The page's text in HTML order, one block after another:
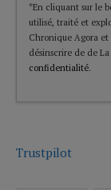
*En cliquant sur le
utilisé, traité et
Chronique Agora et
désinscrire de de
confidentialité.
Trustpilot